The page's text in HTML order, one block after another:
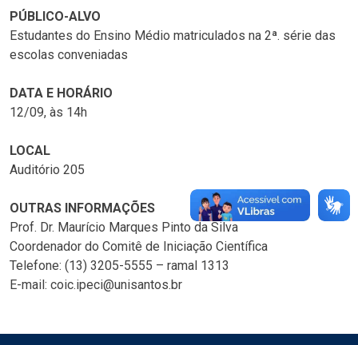
PÚBLICO-ALVO
Estudantes do Ensino Médio matriculados na 2ª. série das
escolas conveniadas
DATA E HORÁRIO
12/09, às 14h
LOCAL
Auditório 205
OUTRAS INFORMAÇÕES
Prof. Dr. Maurício Marques Pinto da Silva
Coordenador do Comitê de Iniciação Científica
Telefone: (13) 3205-5555 – ramal 1313
E-mail: coic.ipeci@unisantos.br